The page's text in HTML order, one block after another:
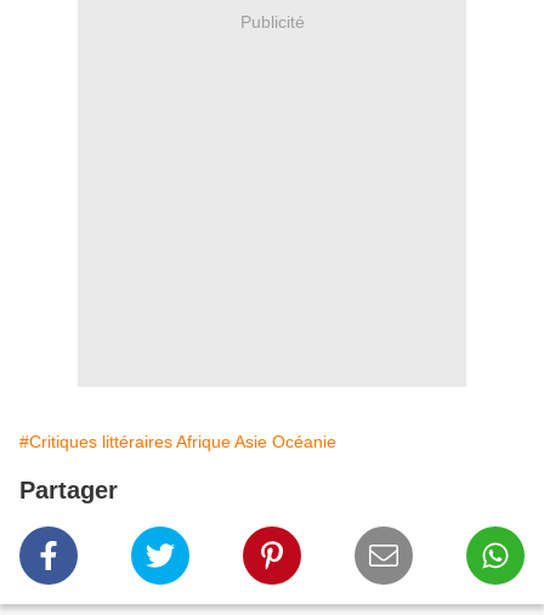
Publicité
#Critiques littéraires Afrique Asie Océanie
Partager